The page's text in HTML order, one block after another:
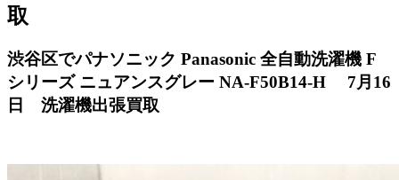
取
渋谷区でパナソニック Panasonic 全自動洗濯機 F
シリーズ ニュアンスグレー NA-F50B14-H 7月16
日 洗濯機出張買取